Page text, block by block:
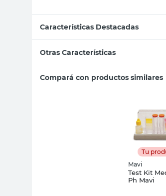
Características Destacadas
Otras Características
Compará con productos similares
Tu
Mavi
Test Kit
Ph Mavi